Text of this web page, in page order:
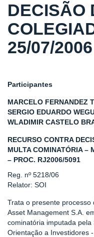
DECISÃO
25/07/2006
Participantes
MARCELO FERNANDEZ
SERGIO EDUARDO
WLADIMIR CASTELO
RECURSO CONTRA
MULTA COMINATÓRIA –
– PROC. RJ2006/5091
Reg. nº 5218/06
Relator: SOI
Trata o presente
Asset Management S.A.
cominatória imputada
Orientação a Investidores